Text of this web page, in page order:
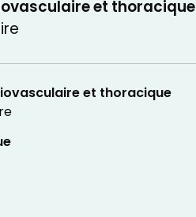
et thoracique
et thoracique